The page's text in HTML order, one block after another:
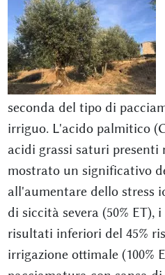
seconda del tipo di
irriguo. L'acido palmitico
acidi grassi saturi presenti
mostrato un significativo
all'aumentare dello stress
di siccità severa (50% ET),
risultati inferiori del 45%
irrigazione ottimale (100%